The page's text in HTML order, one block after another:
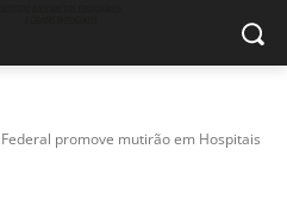
promove mutirão em Hospitais